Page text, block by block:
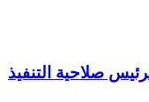
صلاحية التنفيذ